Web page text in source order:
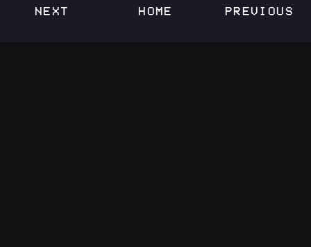
NEXT HOME PREVIOUS